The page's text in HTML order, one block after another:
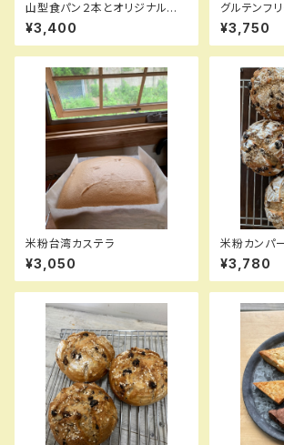
山型食パン２本とオリジナル紅
茶のセット 期間限定オマケ付
き
¥3,400
グルテンフ
セット
¥3,750
米粉台湾カステラ
¥3,050
米粉カンパ
¥3,780